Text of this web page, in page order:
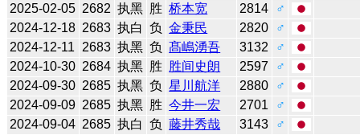
2025-02-05 2682 执黑 胜 桥本宽 2814
♂
2024-12-18 2683 执白 负 金秉民 2820
♂
2024-12-11
2683 执黑 负 髙嶋湧吾 3132
♂
2024-10-30 2684 执黑 胜 胜间史朗 2597
♂
2024-09-30 2685 执黑 负 星川航洋 2880
♂
2024-09-09 2685 执黑 胜 今井一宏 2701
♂
2024-09-04 2685 执白 负 藤井秀哉 3143 ♂